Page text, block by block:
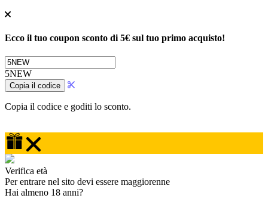
Ecco il tuo coupon sconto di 5€ sul tuo primo acquisto!
5NEW
Copia il codice
Copia il codice e goditi lo sconto.
Verifica età
Per entrare nel sito devi essere maggiorenne
Hai almeno 18 anni?